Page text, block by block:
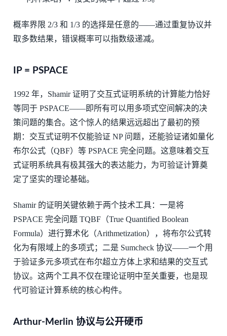
概率界限 2/3 和 1/3 的选择是任意的——通过重复协议并
取多数结果，错误概率可以指数级递减。
IP = PSPACE
1992 年，Shamir 证明了交互式证明系统的计算能力恰好
等同于 PSPACE——即所有可以用多项式空间解决的决
策问题的集合。这个惊人的结果远远超出了最初的预
期：交互式证明不仅能验证 NP 问题，还能验证诸如量化
布尔公式（QBF）等 PSPACE 完全问题。这意味着交互
式证明系统具有极其强大的表达能力，为可验证计算奠
定了坚实的理论基础。
Shamir 的证明关键依赖于两个技术工具：一是将
PSPACE 完全问题 TQBF（True Quantified Boolean
Formula）进行算术化（Arithmetization），将布尔公式转
化为有限域上的多项式；二是 Sumcheck 协议——一个用
于验证多元多项式在布尔超立方体上求和结果的交互式
协议。这两个工具不仅在理论证明中至关重要，也是现
代可验证计算系统的核心构件。
Arthur-Merlin 协议与公开硬币